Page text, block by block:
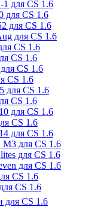
для CS 1.6
для CS 1.6
для CS 1.6
для CS 1.6
CS 1.6
CS 1.6
CS 1.6
CS 1.6
для CS 1.6
CS 1.6
для CS 1.6
CS 1.6
для CS 1.6
для CS 1.6
для CS 1.6
для CS 1.6
CS 1.6
CS 1.6
для CS 1.6